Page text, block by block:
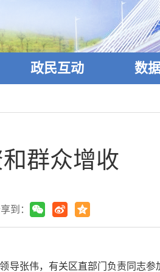
政民互动 数
群众增收
到：
导张伟，有关区直部门负责同志参